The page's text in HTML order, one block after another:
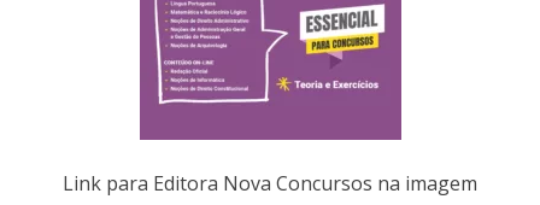
Link para Editora Nova Concursos na imagem